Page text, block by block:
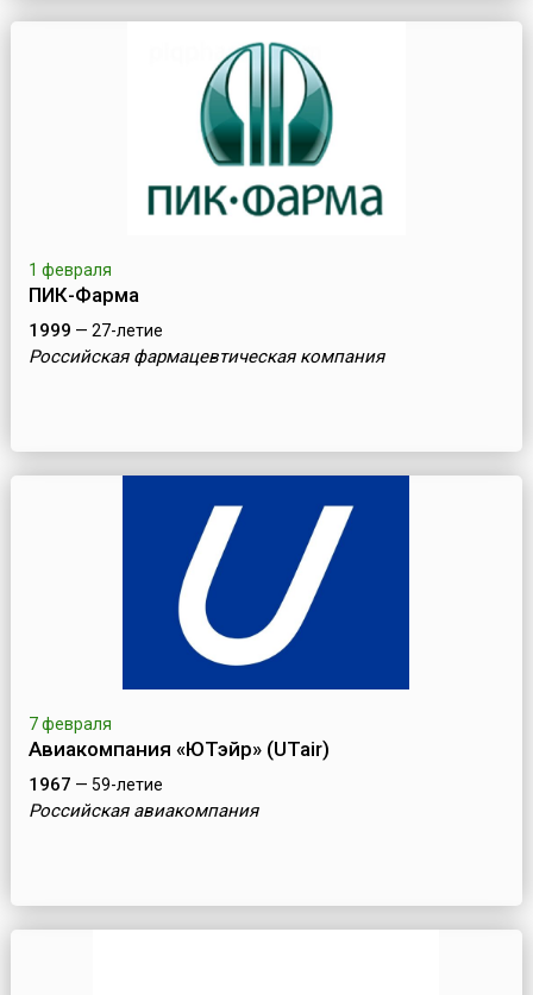
1 февраля
ПИК-Фарма
1999 — 27-летие
Российская фармацевтическая компания
7 февраля
Авиакомпания «ЮТэйр» (UTair)
1967 — 59-летие
Российская авиакомпания